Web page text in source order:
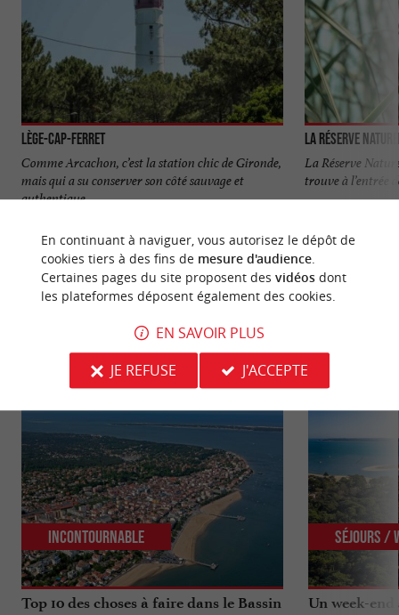
Lège-Cap-Ferret
Comme Arcachon, c’est la station chic de Gironde,
mais qui a su conserver son côté sauvage et
authentique, ...
1,9 km - Lège-Cap-Ferret
La Réserve
trouve à l’entrée
3,0 km -
NOUS AVONS TESTÉPOUR VOUS
Top 10 des choses à faire dans le Bassin
Incontournable
Un week-
Séjours /
En continuant à naviguer, vous autorisez le dépôt de
cookies tiers à des fins de mesure d'audience.
Certaines pages du site proposent des vidéosdont
les plateformes déposent également des cookies.
EN SAVOIR PLUS
JE REFUSE
J'ACCEPTE